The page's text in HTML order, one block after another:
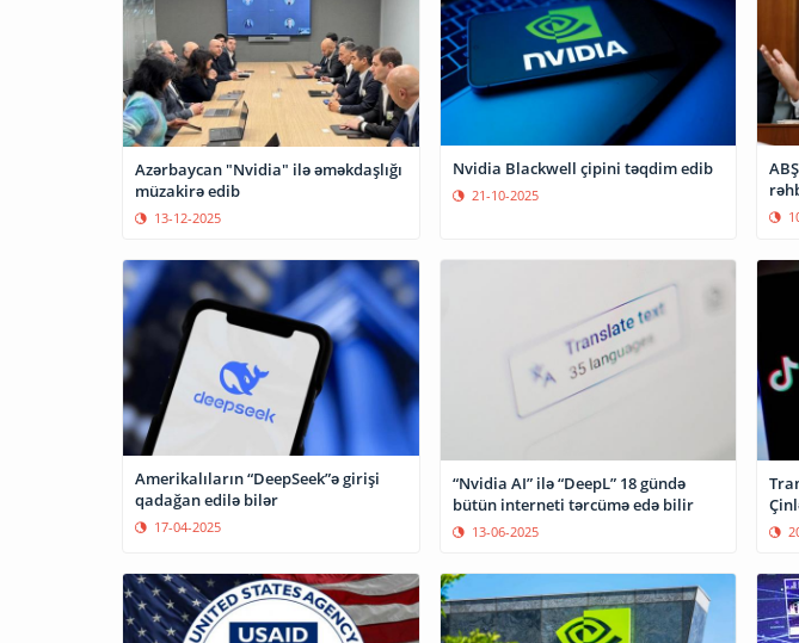
Azərbaycan "Nvidia" ilə əməkdaşlığı
müzakirə edib
13-12-2025
Nvidia Blackwell çipini təqdim edib
21-10-2025
Amerikalıların “DeepSeek”ə girişi
qadağan edilə bilər
17-04-2025
“Nvidia AI” ilə “DeepL” 18 gündə
bütün interneti tərcümə edə bilir
13-06-2025